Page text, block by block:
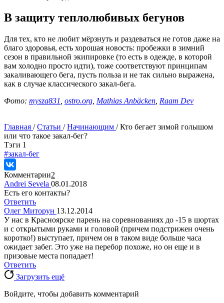
В защиту теплолюбивых бегунов
Для тех, кто не любит мёрзнуть и раздеваться не готов даже на
благо здоровья, есть хорошая новость: пробежки в зимний
сезон в правильной экипировке (то есть в одежде, в которой
вам холодно просто идти), тоже соответствуют принципам
закаливающего бега, пусть польза и не так сильно выражена,
как в случае классического закал-бега.
Фото: mysza831 ostro.org Mathias Anbäcken Raam Dev
Главная /Статьи /Начинающим /Кто бегает зимой голышом
или что такое закал-бег?
Tэги 1
#закал-бег
Комментарии2
Andrei Sevela 08.01.2018
Есть его контакты?
Ответить
Олег Миторун 13.12.2014
У нас в Красноярске парень на соревнованиях до -15 в шортах
и с открытыми руками и головой (причем подстрижен очень
коротко!) выступает, причем он в таком виде больше часа
ожидает забег. Это уже на перебор похоже, но он еще и в
призовые места попадает!
Ответить
Загрузить ещё
Войдите, чтобы добавить комментарий